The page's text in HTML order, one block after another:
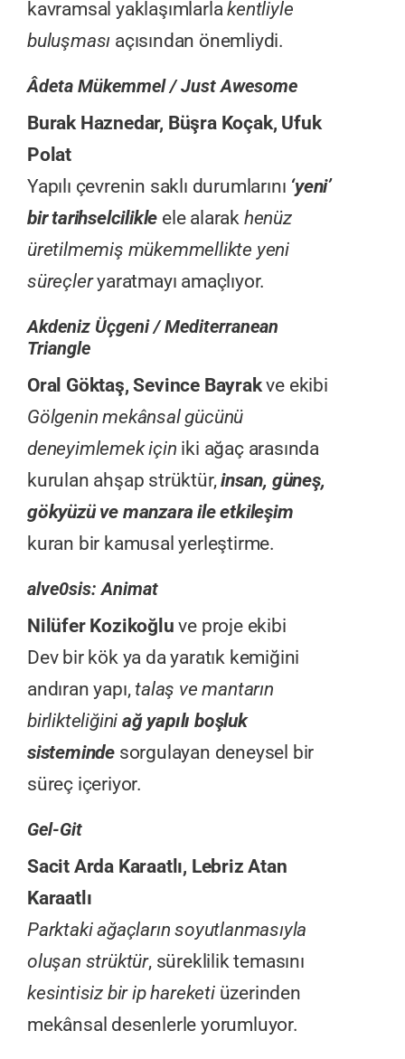
kavramsal yaklaşımlarlakentliyle
buluşması açısından önemliydi.
Âdeta Mükemmel / Just Awesome
Burak Haznedar, Büşra Koçak, Ufuk
Polat
Yapılı çevrenin saklı durumlarını ‘yeni’
bir tarihselcilikle ele alarak henüz
üretilmemiş mükemmellikte yeni
süreçleryaratmayı amaçlıyor.
Akdeniz Üçgeni / Mediterranean
Triangle
Oral Göktaş, Sevince Bayrakve ekibi
Gölgenin mekânsal gücünü
deneyimlemek için iki ağaç arasında
kurulan ahşap strüktür,insan, güneş,
gökyüzü ve manzara ile etkileşim
kuran bir kamusal yerleştirme.
alve0sis: Animat
Nilüfer Kozikoğlu ve proje ekibi
Dev bir kök ya da yaratık kemiğini
andıran yapı,talaş ve mantarın
birlikteliğini ağ yapılı boşluk
sisteminde sorgulayan deneysel bir
süreç içeriyor.
Gel-Git
Sacit Arda Karaatlı, Lebriz Atan
Karaatlı
Parktaki ağaçların soyutlanmasıyla
oluşan strüktür, süreklilik temasını
kesintisiz bir ip hareketiüzerinden
mekânsal desenlerle yorumluyor.